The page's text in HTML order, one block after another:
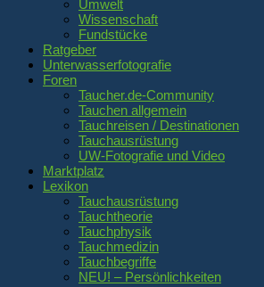
Umwelt
Wissenschaft
Fundstücke
Ratgeber
Unterwasserfotografie
Foren
Taucher.de-Community
Tauchen allgemein
Tauchreisen / Destinationen
Tauchausrüstung
UW-Fotografie und Video
Marktplatz
Lexikon
Tauchausrüstung
Tauchtheorie
Tauchphysik
Tauchmedizin
Tauchbegriffe
NEU! – Persönlichkeiten